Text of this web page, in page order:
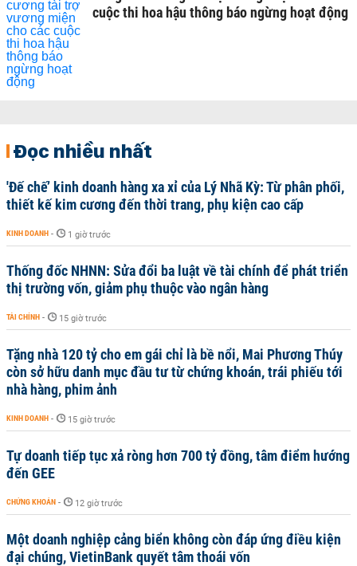
cuộc thi hoa hậu thông báo ngừng hoạt động
Đọc nhiều nhất
'Đế chế’ kinh doanh hàng xa xỉ của Lý Nhã Kỳ: Từ phân phối,
thiết kế kim cương đến thời trang, phụ kiện cao cấp
KINH DOANH - 1 giờ trước
Thống đốc NHNN: Sửa đổi ba luật về tài chính để phát triển
thị trường vốn, giảm phụ thuộc vào ngân hàng
TÀI CHÍNH - 15 giờ trước
Tặng nhà 120 tỷ cho em gái chỉ là bề nổi, Mai Phương Thúy
còn sở hữu danh mục đầu tư từ chứng khoán, trái phiếu tới
nhà hàng, phim ảnh
KINH DOANH - 15 giờ trước
Tự doanh tiếp tục xả ròng hơn 700 tỷ đồng, tâm điểm hướng
đến GEE
CHỨNG KHOÁN - 12 giờ trước
Một doanh nghiệp cảng biển không còn đáp ứng điều kiện
đại chúng, VietinBank quyết tâm thoái vốn